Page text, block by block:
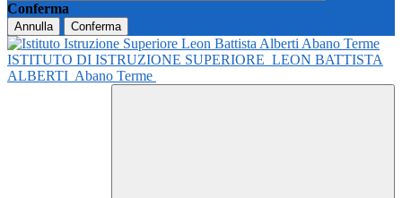
Conferma
Annulla Conferma
ISTITUTO DI ISTRUZIONE SUPERIORE LEON BATTISTA
ALBERTI Abano Terme